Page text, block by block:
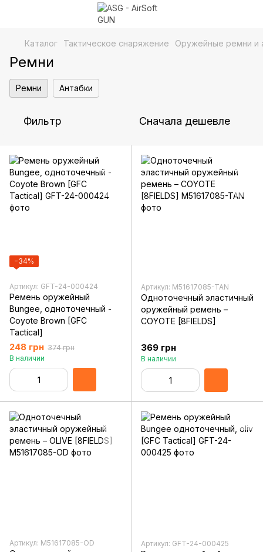
Каталог Тактическое снаряжение Оружейные ремни и
Ремни
Ремни Антабки
Фильтр Сначала дешевле
−34%
Артикул: GFT-24-000424
Ремень оружейный
Bungee, одноточечный -
Coyote Brown [GFC
Tactical]
248 грн 374 грн
В наличии
Артикул: M51617085-TAN
Одноточечный эластичный
оружейный ремень –
COYOTE [8FIELDS]
369 грн
В наличии
Артикул: M51617085-OD Артикул: GFT-24-000425